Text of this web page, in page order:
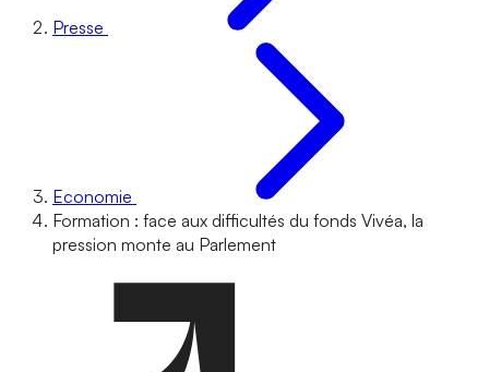
Presse
Economie
Formation : face aux difficultés du fonds Vivéa, la
pression monte au Parlement